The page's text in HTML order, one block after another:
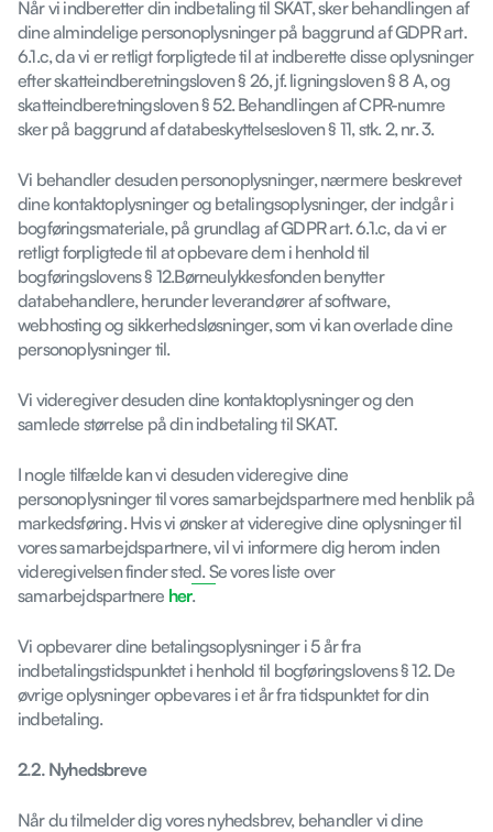
Når vi indberetter din indbetaling til SKAT, sker behandlingen af
dine almindelige personoplysninger på baggrund af GDPR art.
6.1.c, da vi er retligt forpligtede til at indberette disse oplysninger
efter skatteindberetningsloven § 26, jf. ligningsloven § 8 A, og
skatteindberetningsloven § 52. Behandlingen af CPR-numre
sker på baggrund af databeskyttelsesloven § 11, stk. 2, nr. 3.
Vi behandler desuden personoplysninger, nærmere beskrevet
dine kontaktoplysninger og betalingsoplysninger, der indgår i
bogføringsmateriale, på grundlag af GDPR art. 6.1.c, da vi er
retligt forpligtede til at opbevare dem i henhold til
bogføringslovens § 12.Børneulykkesfonden benytter
databehandlere, herunder leverandører af software,
webhosting og sikkerhedsløsninger, som vi kan overlade dine
personoplysninger til.
Vi videregiver desuden dine kontaktoplysninger og den
samlede størrelse på din indbetaling til SKAT.
I nogle tilfælde kan vi desuden videregive dine
personoplysninger til vores samarbejdspartnere med henblik på
markedsføring. Hvis vi ønsker at videregive dine oplysninger til
vores samarbejdspartnere, vil vi informere dig herom inden
videregivelsen finder sted. Se vores liste over
samarbejdspartnere her.
Vi opbevarer dine betalingsoplysninger i 5 år fra
indbetalingstidspunktet i henhold til bogføringslovens § 12. De
øvrige oplysninger opbevares i et år fra tidspunktet for din
indbetaling.
2.2. Nyhedsbreve
Når du tilmelder dig vores nyhedsbrev, behandler vi dine